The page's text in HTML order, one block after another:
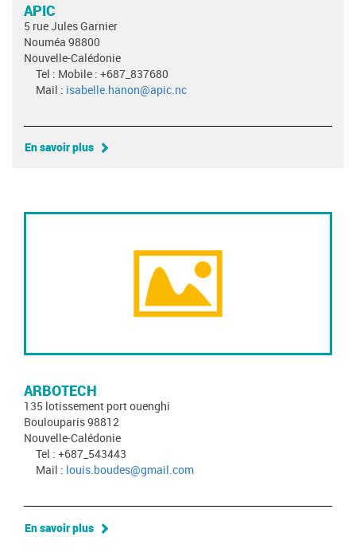
APIC
5 rue Jules Garnier
Nouméa 98800
Nouvelle-Calédonie
Tel : Mobile : +687_837680
Mail : isabelle.hanon@apic.nc
En savoir plus
ARBOTECH
135 lotissement port ouenghi
Boulouparis 98812
Nouvelle-Calédonie
Tel : +687_543443
Mail : louis.boudes@gmail.com
En savoir plus